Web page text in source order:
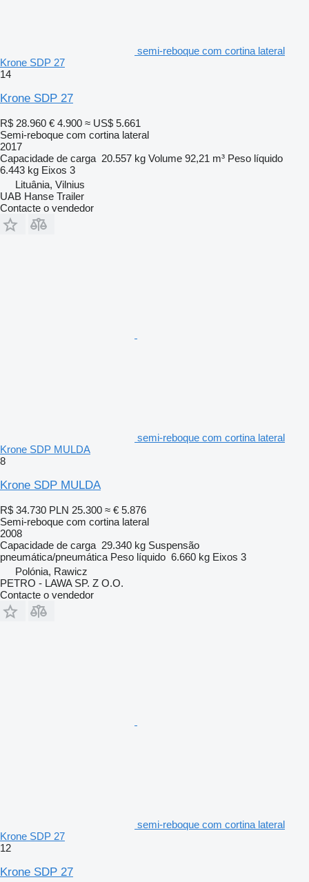
semi-reboque com cortina lateral
Krone SDP 27
14
Krone SDP 27
R$ 28.960 € 4.900 ≈ US$ 5.661
Semi-reboque com cortina lateral
2017
Capacidade de carga 20.557 kg Volume 92,21 m³ Peso líquido
6.443 kg Eixos 3
Lituânia, Vilnius
UAB Hanse Trailer
Contacte o vendedor
semi-reboque com cortina lateral
Krone SDP MULDA
8
Krone SDP MULDA
R$ 34.730 PLN 25.300 ≈ € 5.876
Semi-reboque com cortina lateral
2008
Capacidade de carga 29.340 kg Suspensão
pneumática/pneumática Peso líquido 6.660 kg Eixos 3
Polónia, Rawicz
PETRO - LAWA SP. Z O.O.
Contacte o vendedor
semi-reboque com cortina lateral
Krone SDP 27
12
Krone SDP 27